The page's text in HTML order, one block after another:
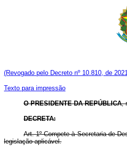
(Revogado pelo Decreto nº 10.810, de
Texto para impressão
O PRESIDENTE DA REPÚBLICA,
DECRETA:
Art. 1º Compete à Secretaria de
legislação aplicável.